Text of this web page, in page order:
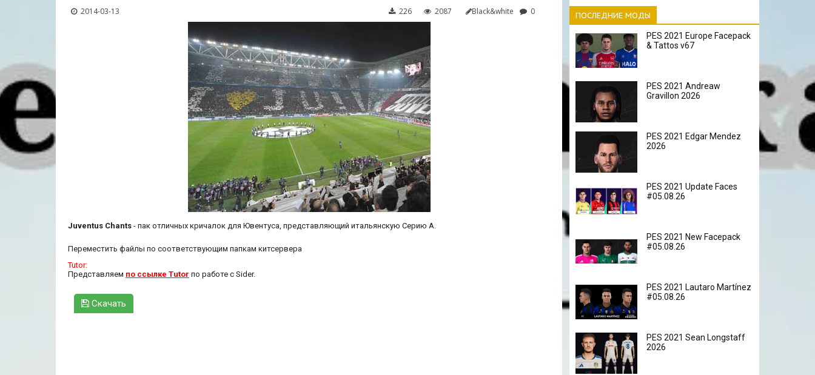
2014-03-13 226 2087 Black&white 0
Juventus Chants - пак отличных кричалок для Ювентуса, представляющий итальянскую Серию А.
Переместить файлы по соответствующим папкам китсервера
Tutor:
Представляем по ссылке Tutor по работе с Sider.
Скачать
ПОСЛЕДНИЕ МОДЫ
PES 2021 Europe Facepack
& Tattos v67
PES 2021 Andreaw
Gravillon 2026
PES 2021 Edgar Mendez
2026
PES 2021 Update Faces
#05.08.26
PES 2021 New Facepack
#05.08.26
PES 2021 Lautaro Martínez
#05.08.26
PES 2021 Sean Longstaff
2026